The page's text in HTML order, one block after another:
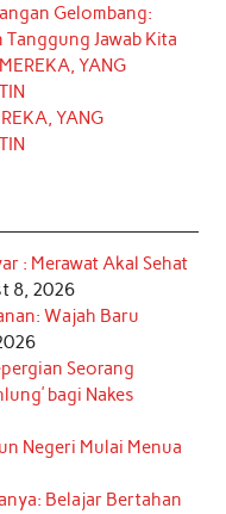
e Gelombang:
Jawab Kita
YANG
YANG
: Merawat Akal Sehat
8, 2026
Wajah Baru
Seorang
bagi Nakes
Negeri Mulai Menua
Belajar Bertahan